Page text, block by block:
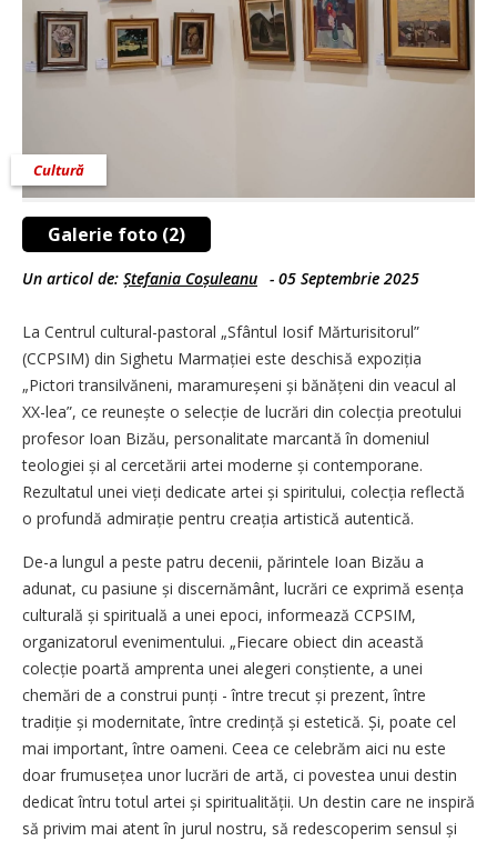
Galerie foto (2)
Cultură
Un articol de: Ștefania Coșuleanu - 05 Septembrie 2025
La Centrul cultural-pastoral „Sfântul Iosif Mărturisitorul”
(CCPSIM) din Sighetu Marmației este deschisă expoziția
„Pictori transilvăneni, mara­mureșeni și bănățeni din veacul al
XX-lea”, ce reunește o selecție de lucrări din colecția preotului
profesor Ioan Bizău, personalitate marcantă în domeniul
teologiei și al cercetării artei moderne și contemporane.
Rezultatul unei vieți dedicate artei și spiritului, colecția reflectă
o profundă admirație pentru creația artistică autentică.
De-a lungul a peste patru decenii, părintele Ioan Bizău a
adunat, cu pasiune și discernământ, lucrări ce exprimă esența
culturală și spirituală a unei epoci, informează CCPSIM,
organizatorul evenimentului. „Fiecare obiect din această
colecție poartă amprenta unei alegeri conștiente, a unei
chemări de a construi punți - între trecut și prezent, între
tradiție și modernitate, între credință și estetică. Și, poate cel
mai important, între oameni. Ceea ce celebrăm aici nu este
doar frumusețea unor lucrări de artă, ci povestea unui destin
dedicat întru totul artei și spiritualității. Un destin care ne inspiră
să privim mai atent în jurul nostru, să redescoperim sensul și